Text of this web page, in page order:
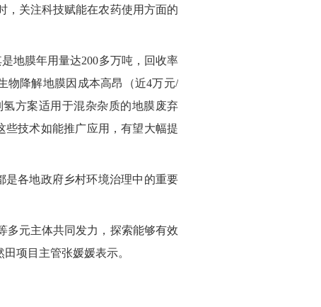
，关注科技赋能在农药使用方面的
地膜年用量达200多万吨，回收率
物降解地膜因成本高昂（近4万元/
方案适用于混杂杂质的地膜废弃
技术如能推广应用，有望大幅提
是各地政府乡村环境治理中的重要
多元主体共同发力，探索能够有效
项目主管张媛媛表示。